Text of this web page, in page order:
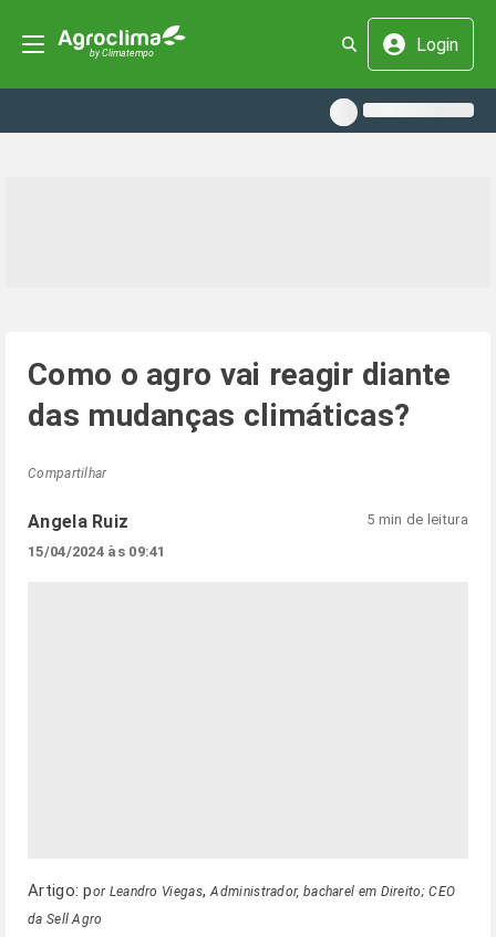
Login
Como o agro vai reagir diante
das mudanças climáticas?
Compartilhar
Angela Ruiz
15/04/2024 às 09:41
5 min de leitura
Artigo: por Leandro Viegas,Administrador, bacharel em Direito; CEO
da Sell Agro